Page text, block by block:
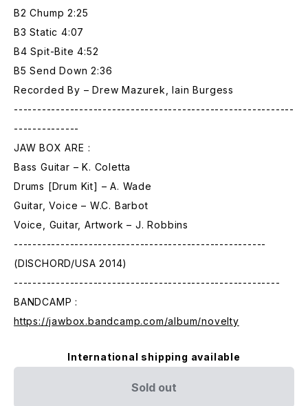
B2 Chump 2:25
B3 Static 4:07
B4 Spit-Bite 4:52
B5 Send Down 2:36
Recorded By – Drew Mazurek, Iain Burgess
------------------------------------------------------------
--------------
JAW BOX ARE :
Bass Guitar – K. Coletta
Drums [Drum Kit] – A. Wade
Guitar, Voice – W.C. Barbot
Voice, Guitar, Artwork – J. Robbins
------------------------------------------------------
(DISCHORD/USA 2014)
---------------------------------------------------------
BANDCAMP :
https://jawbox.bandcamp.com/album/novelty
International shipping available
Sold out